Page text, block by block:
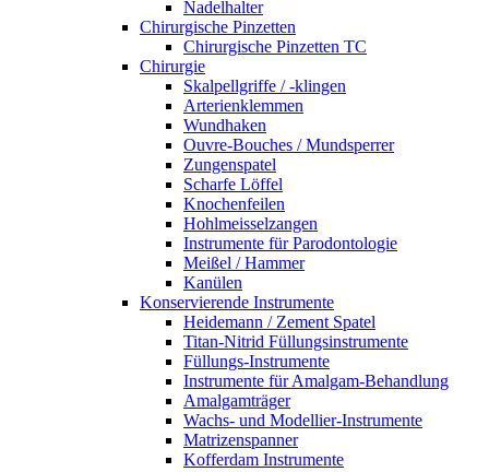
Nadelhalter
Chirurgische Pinzetten
Chirurgische Pinzetten TC
Chirurgie
Skalpellgriffe / -klingen
Arterienklemmen
Wundhaken
Ouvre-Bouches / Mundsperrer
Zungenspatel
Scharfe Löffel
Knochenfeilen
Hohlmeisselzangen
Instrumente für Parodontologie
Meißel / Hammer
Kanülen
Konservierende Instrumente
Heidemann / Zement Spatel
Titan-Nitrid Füllungsinstrumente
Füllungs-Instrumente
Instrumente für Amalgam-Behandlung
Amalgamträger
Wachs- und Modellier-Instrumente
Matrizenspanner
Kofferdam Instrumente